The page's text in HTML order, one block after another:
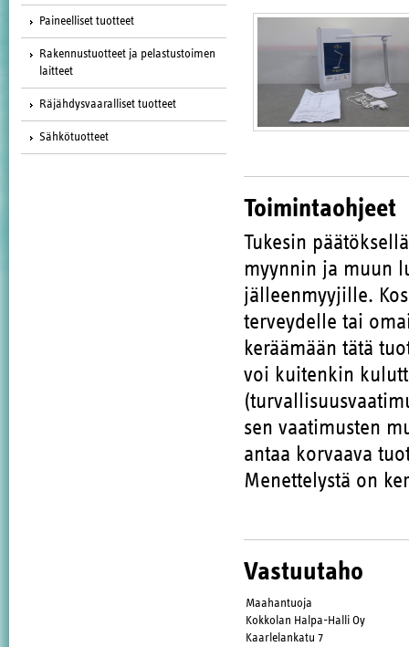
Paineelliset tuotteet
Rakennustuotteet ja pelastustoimen
laitteet
Räjähdysvaaralliset tuotteet
Sähkötuotteet
Toimintaohjeet
Tukesin
myynnin ja muun
jälleenmyyjille.
terveydelle tai
keräämään tätä
voi kuitenkin
sen vaatimusten
antaa korvaava
Menettelystä on
Vastuutaho
Maahantuoja
Kokkolan Halpa-Halli Oy
Kaarlelankatu 7